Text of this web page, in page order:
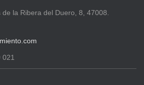
de la Ribera del Duero, 8, 47008.